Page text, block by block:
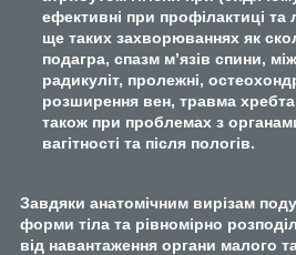
ефективні при профілактиці та
ще таких захворюваннях як
подагра, спазм м’язів спини,
радикуліт, пролежні,
розширення вен, травма
також при проблемах з
вагітності та після пологів.
Завдяки анатомічним вирізам
форми тіла та рівномірно
від навантаження органи малого